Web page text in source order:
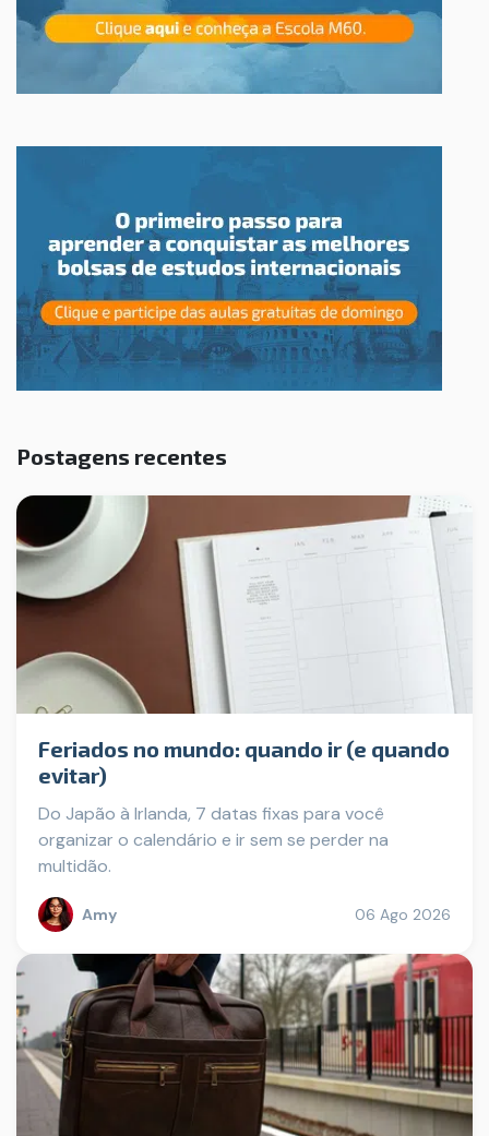
Postagens recentes
Feriados no mundo: quando ir (e quando
evitar)
Do Japão à Irlanda, 7 datas fixas para você
organizar o calendário e ir sem se perder na
multidão.
Amy 06 Ago 2026